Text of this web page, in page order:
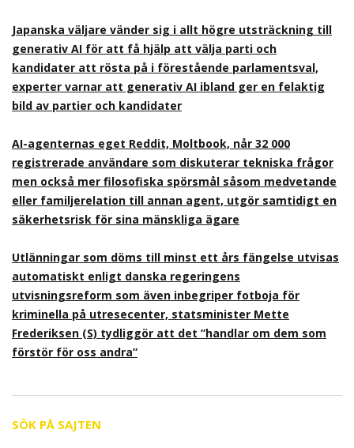
Japanska väljare vänder sig i allt högre utsträckning till
generativ AI för att få hjälp att välja parti och
kandidater att rösta på i förestående parlamentsval,
experter varnar att generativ AI ibland ger en felaktig
bild av partier och kandidater
AI-agenternas eget Reddit, Moltbook, når 32 000
registrerade användare som diskuterar tekniska frågor
men också mer filosofiska spörsmål såsom medvetande
eller familjerelation till annan agent, utgör samtidigt en
säkerhetsrisk för sina mänskliga ägare
Utlänningar som döms till minst ett års fängelse utvisas
automatiskt enligt danska regeringens
utvisningsreform som även inbegriper fotboja för
kriminella på utresecenter, statsminister Mette
Frederiksen (S) tydliggör att det ”handlar om dem som
förstör för oss andra”
SÖK PÅ SAJTEN